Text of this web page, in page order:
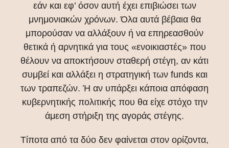
εάν και εφ’ όσον αυτή έχει επιβιώσει των
μνημονιακών χρόνων. Όλα αυτά βέβαια θα
μπορούσαν να αλλάξουν ή να επηρεασθούν
θετικά ή αρνητικά για τους «ενοικιαστές» που
θέλουν να αποκτήσουν σταθερή στέγη, αν κάτι
συμβεί και αλλάξει η στρατηγική των funds και
των τραπεζών. Ή αν υπάρξει κάποια απόφαση
κυβερνητικής πολιτικής που θα είχε στόχο την
άμεση στήριξη της αγοράς στέγης.
Τίποτα από τα δύο δεν φαίνεται στον ορίζοντα,